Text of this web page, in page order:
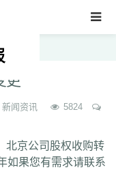
更
新闻资讯
5824
北京公司股权收购转
如果您有需求请联系